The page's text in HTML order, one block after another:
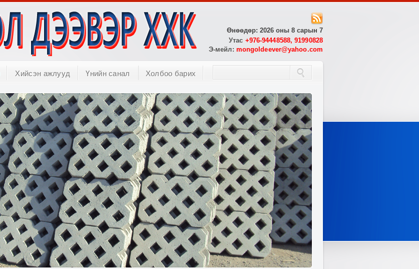
Өнөөдөр: 2026 оны 8 сарын 7
Утас +976-94448588, 91990828
Э-мейл: mongoldeever@yahoo.com
Хийсэн ажлууд Үнийн санал Холбоо барих